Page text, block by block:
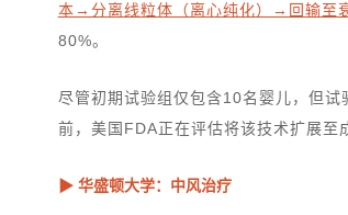
本→分离线粒体（离心纯化）→回输至
80%。
尽管初期试验组仅包含10名婴儿，但
前，美国FDA正在评估将该技术扩展至
▶ 华盛顿大学：中风治疗